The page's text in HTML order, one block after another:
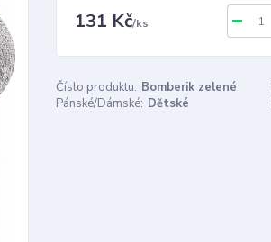
131 Kč/ks
Číslo produktu: Bomberik zelené
Pánské/Dámské: Dětské